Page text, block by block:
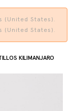
(United States).
(United States).
KILIMANJARO